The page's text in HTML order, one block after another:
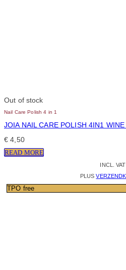
Out of stock
Nail Care Polish 4 in 1
JOIA NAIL CARE POLISH 4IN1
€ 4,50
READ MORE
INCL. VAT
PLUS
TPO free